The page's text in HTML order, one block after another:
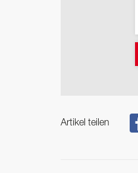
Artikel teilen